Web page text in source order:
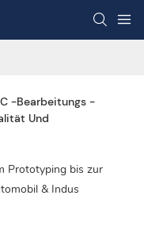
-Bearbeitungs -
Und
Prototyping bis zur
& Indus